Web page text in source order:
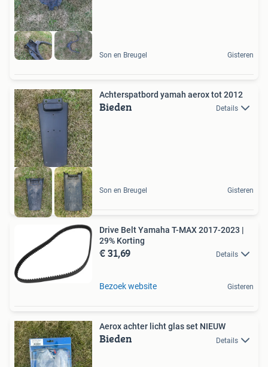
Son en Breugel Gisteren
Achterspatbord yamah aerox tot 2012
Bieden Details
Son en Breugel Gisteren
Drive Belt Yamaha T-MAX 2017-2023 |
29% Korting
€ 31,69 Details
Bezoek website Gisteren
Aerox achter licht glas set NIEUW
Bieden Details